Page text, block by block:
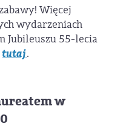
Więcej
wydarzeniach
Jubileuszu 55-lecia
tutaj.
w